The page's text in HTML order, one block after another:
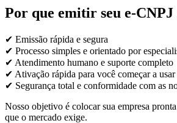
Por que emitir seu e-CNPJ
✔ Emissão rápida e segura
✔ Processo simples e orientado por
✔ Atendimento humano e suporte completo
✔ Ativação rápida para você começar a
✔ Segurança total e conformidade com as
Nosso objetivo é colocar sua empresa
que o mercado exige.